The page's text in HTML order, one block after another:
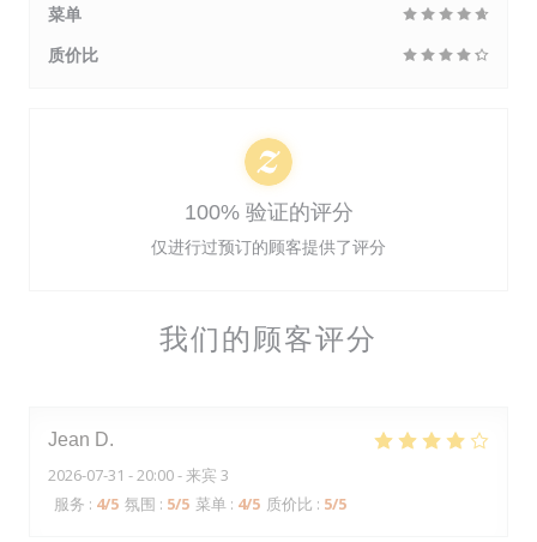
我们的顾客评分
Jean D
2026-07-31 - 20:00 - 来宾 3
服务 : 4/5 氛围 : 5/5 菜单 : 4/5 质价比 : 5/5
菜单
质价比
100% 验证的评分
仅进行过预订的顾客提供了评分